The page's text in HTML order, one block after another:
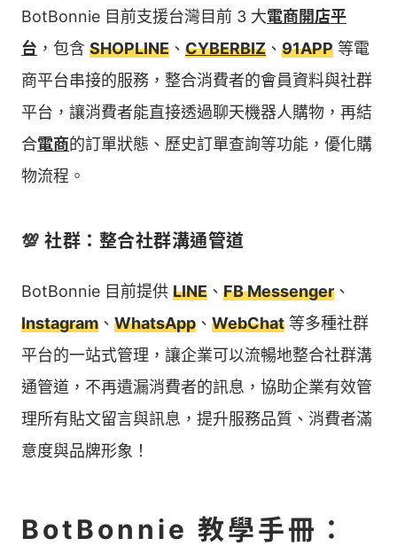
BotBonnie 目前支援台灣目前 3 大電商開店平
台 ，包含 SHOPLINE 、 CYBERBIZ 、 91APP 等電
商平台串接的服務，整合消費者的會員資料與社群
平台，讓消費者能直接透過聊天機器人購物，再結
合電商的訂單狀態、歷史訂單查詢等功能，優化購
物流程。
💯 社群：整合社群溝通管道
BotBonnie 目前提供 LINE 、 FB Messenger 、
Instagram 、 WhatsApp 、 WebChat 等多種社群
平台的一站式管理，讓企業可以流暢地整合社群溝
通管道，不再遺漏消費者的訊息，協助企業有效管
理所有貼文留言與訊息，提升服務品質、消費者滿
意度與品牌形象！
BotBonnie 教學手冊：